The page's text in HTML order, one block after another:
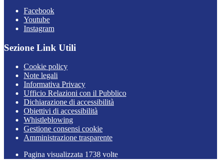
Facebook
Youtube
Instagram
Sezione Link Utili
Cookie policy
Note legali
Informativa Privacy
Ufficio Relazioni con il Pubblico
Dichiarazione di accessibilità
Obiettivi di accessibilità
Whistleblowing
Gestione consensi cookie
Amministrazione trasparente
Pagina visualizzata 1738 volte